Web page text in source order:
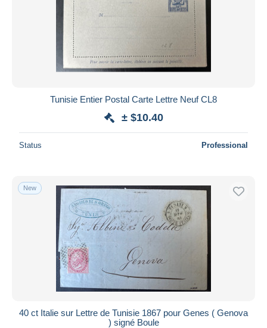
Tunisie Entier Postal Carte Lettre Neuf CL8
± $10.40
Status Professional
New
40 ct Italie sur Lettre de Tunisie 1867 pour Genes ( Genova
) signé Boule